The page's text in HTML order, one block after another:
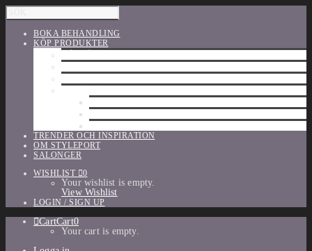
BOKA BEHANDLING
KÖP PRODUKTER
TRENDER OCH INSPIRATION
OM STYLEPORT
SALONGER
WISHLIST
0
Your wishlist is empty.
View Wishlist
LOGIN / SIGN UP
CartCart0
Your cart is empty.